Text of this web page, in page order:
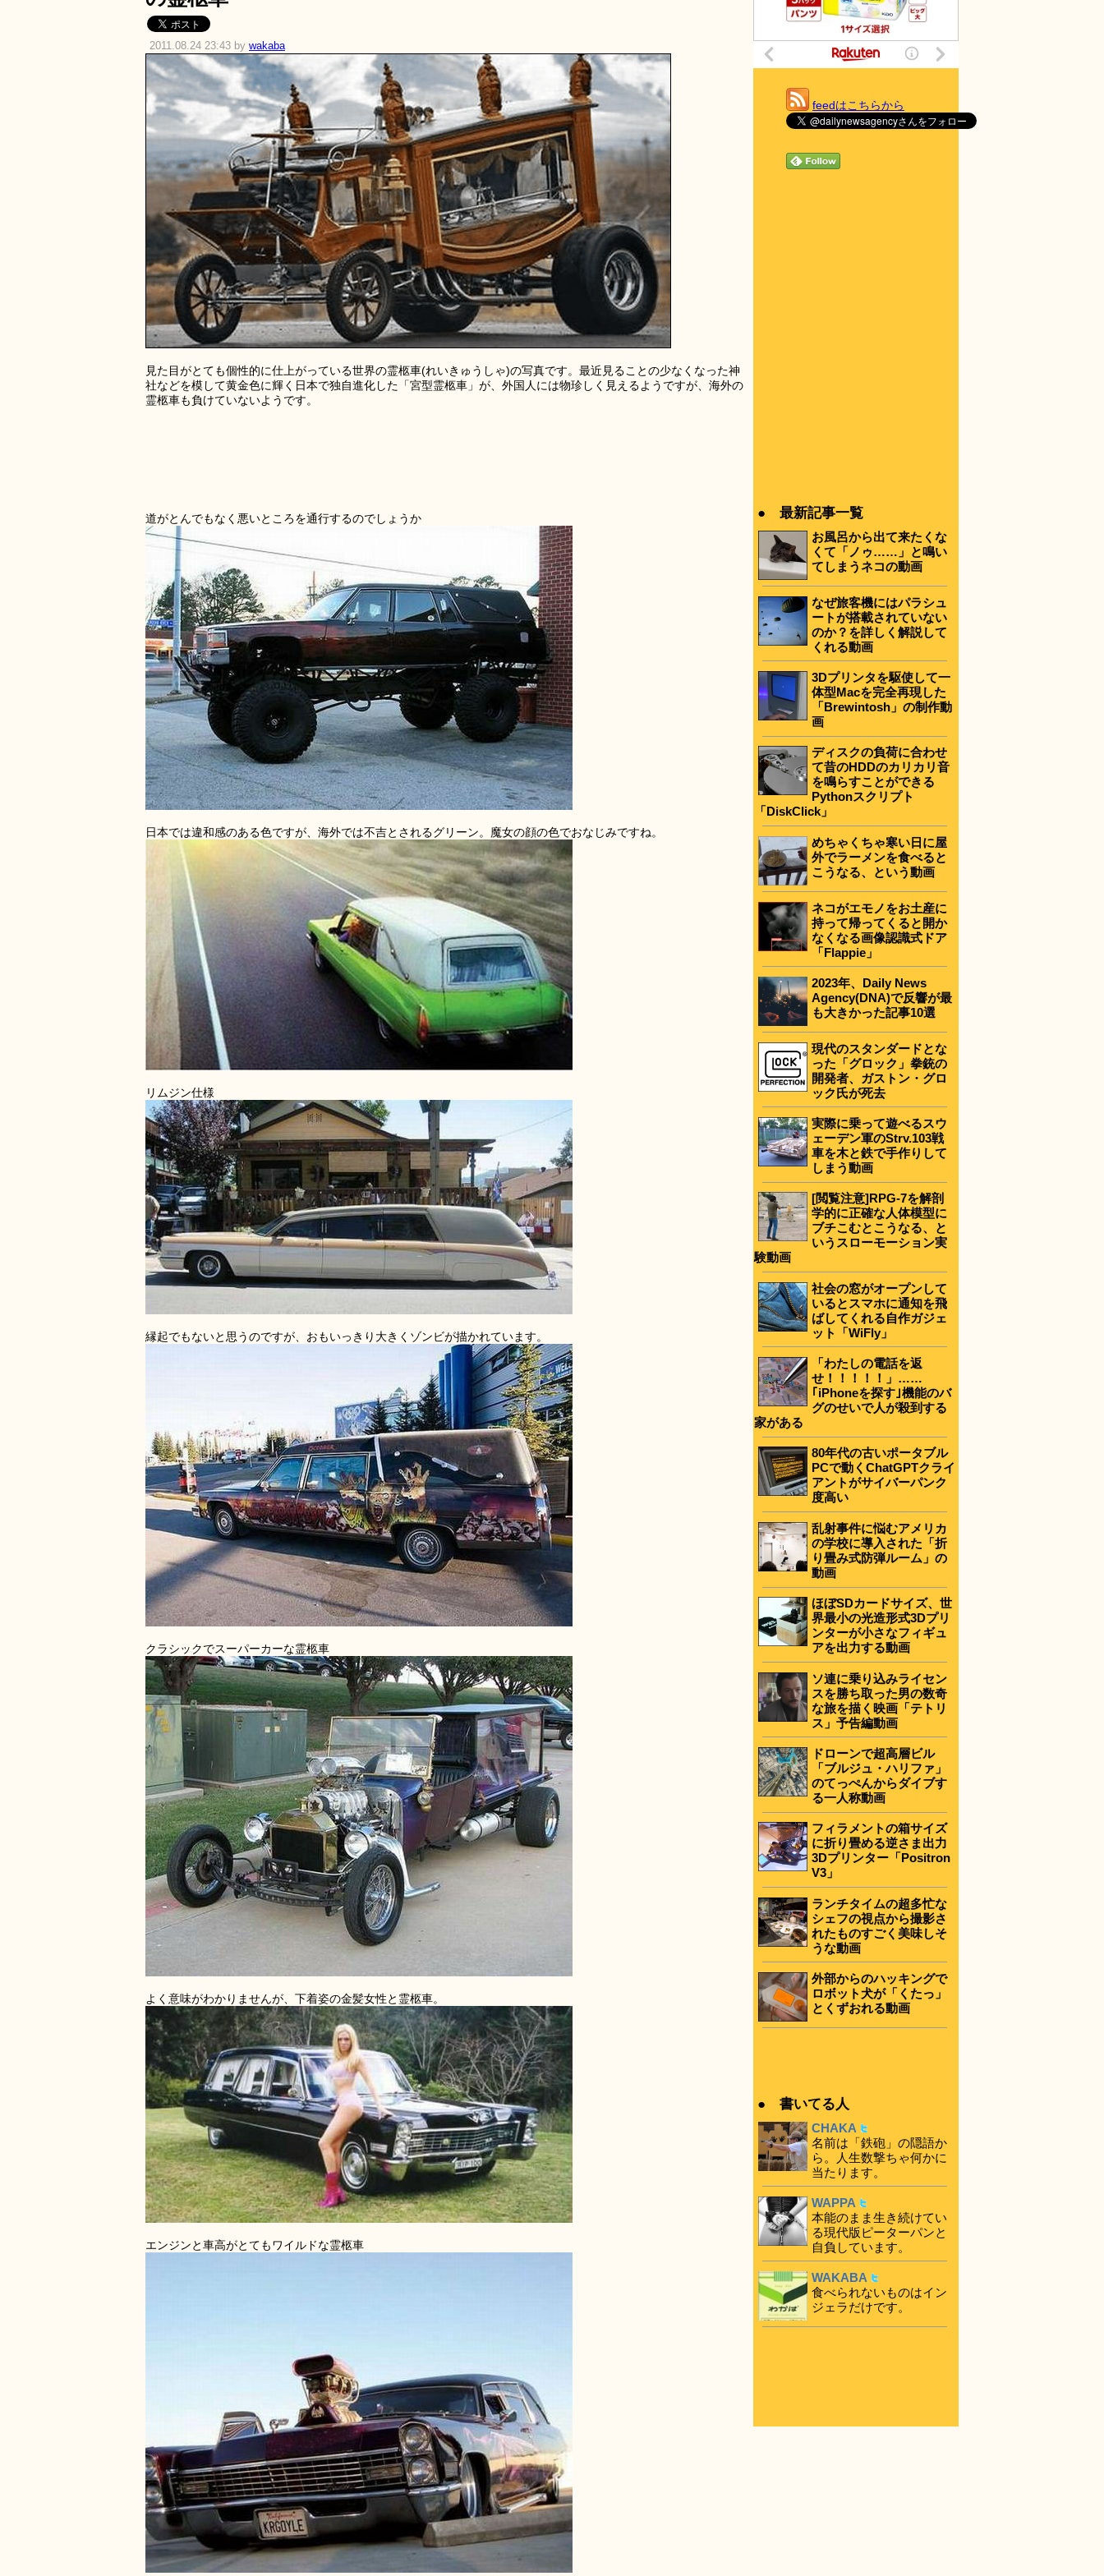
2011.08.24 23:43 by wakaba
見た目がとても個性的に仕上がっている世界の霊柩車(れいきゅうしゃ)の写真です。最近見ることの少なくなった神
社などを模して黄金色に輝く日本で独自進化した「宮型霊柩車」が、外国人には物珍しく見えるようですが、海外の
霊柩車も負けていないようです。
道がとんでもなく悪いところを通行するのでしょうか
日本では違和感のある色ですが、海外では不吉とされるグリーン。魔女の顔の色でおなじみですね。
リムジン仕様
縁起でもないと思うのですが、おもいっきり大きくゾンビが描かれています。
クラシックでスーパーカーな霊柩車
よく意味がわかりませんが、下着姿の金髪女性と霊柩車。
エンジンと車高がとてもワイルドな霊柩車
feedはこちらから
● 最新記事一覧
お風呂から出て来たくな
くて「ノゥ……」と鳴い
てしまうネコの動画
なぜ旅客機にはパラシュ
ートが搭載されていない
のか？を詳しく解説して
くれる動画
3Dプリンタを駆使して一
体型Macを完全再現した
「Brewintosh」の制作動
画
ディスクの負荷に合わせ
て昔のHDDのカリカリ音
を鳴らすことができる
Pythonスクリプト
「DiskClick」
めちゃくちゃ寒い日に屋
外でラーメンを食べると
こうなる、という動画
ネコがエモノをお土産に
持って帰ってくると開か
なくなる画像認識式ドア
「Flappie」
2023年、Daily News
Agency(DNA)で反響が最
も大きかった記事10選
現代のスタンダードとな
った「グロック」拳銃の
開発者、ガストン・グロ
ック氏が死去
実際に乗って遊べるスウ
ェーデン軍のStrv.103戦
車を木と鉄で手作りして
しまう動画
[閲覧注意]RPG-7を解剖
学的に正確な人体模型に
ブチこむとこうなる、と
いうスローモーション実
験動画
社会の窓がオープンして
いるとスマホに通知を飛
ばしてくれる自作ガジェ
ット「WiFly」
「わたしの電話を返
せ！！！！！」……
｢iPhoneを探す｣機能のバ
グのせいで人が殺到する
家がある
80年代の古いポータブル
PCで動くChatGPTクライ
アントがサイバーパンク
度高い
乱射事件に悩むアメリカ
の学校に導入された「折
り畳み式防弾ルーム」の
動画
ほぼSDカードサイズ、世
界最小の光造形式3Dプリ
ンターが小さなフィギュ
アを出力する動画
ソ連に乗り込みライセン
スを勝ち取った男の数奇
な旅を描く映画「テトリ
ス」予告編動画
ドローンで超高層ビル
「ブルジュ・ハリファ」
のてっぺんからダイブす
る一人称動画
フィラメントの箱サイズ
に折り畳める逆さま出力
3Dプリンター「Positron
V3」
ランチタイムの超多忙な
シェフの視点から撮影さ
れたものすごく美味しそ
うな動画
外部からのハッキングで
ロボット犬が「くたっ」
とくずおれる動画
● 書いてる人
CHAKA
名前は「鉄砲」の隠語か
ら。人生数撃ちゃ何かに
当たります。
WAPPA
本能のまま生き続けてい
る現代版ピーターパンと
自負しています。
WAKABA
食べられないものはイン
ジェラだけです。